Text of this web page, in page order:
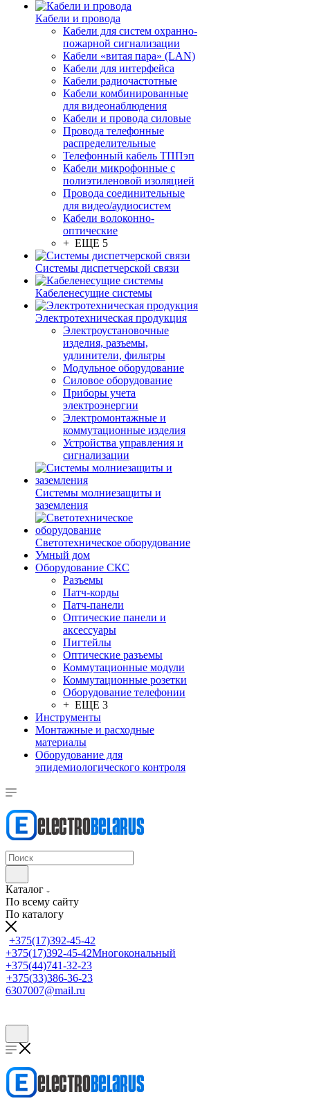
Кабели и провода
Кабели для систем охранно-
пожарной сигнализации
Кабели «витая пара» (LAN)
Кабели для интерфейса
Кабели радиочастотные
Кабели комбинированные
для видеонаблюдения
Кабели и провода силовые
Провода телефонные
распределительные
Телефонный кабель ТППэп
Кабели микрофонные с
полиэтиленовой изоляцией
Провода соединительные
для видео/аудиосистем
Кабели волоконно-
оптические
+ ЕЩЕ 5
Системы диспетчерской связи
Кабеленесущие системы
Электротехническая продукция
Электроустановочные
изделия, разъемы,
удлинители, фильтры
Модульное оборудование
Силовое оборудование
Приборы учета
электроэнергии
Электромонтажные и
коммутационные изделия
Устройства управления и
сигнализации
Системы молниезащиты и
заземления
Светотехническое оборудование
Умный дом
Оборудование СКС
Разъемы
Патч-корды
Патч-панели
Оптические панели и
аксессуары
Пигтейлы
Оптические разъемы
Коммутационные модули
Коммутационные розетки
Оборудование телефонии
+ ЕЩЕ 3
Инструменты
Монтажные и расходные
материалы
Оборудование для
эпидемиологического контроля
Каталог
По всему сайту
По каталогу
+375(17)392-45-42
+375(17)392-45-42Многокональный
+375(44)741-32-23
+375(33)386-36-23
6307007@mail.ru